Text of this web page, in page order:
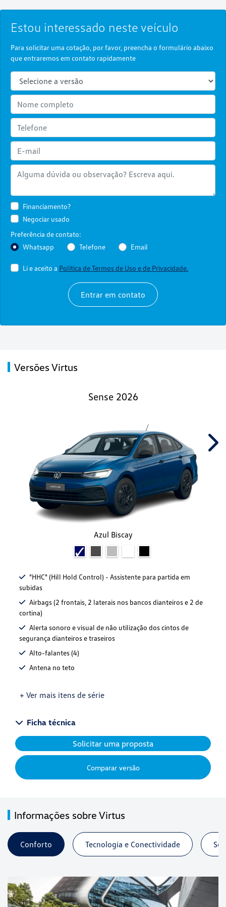
Estou interessado neste veículo
Para solicitar uma cotação, por favor, preencha o formulário abaixo
que entraremos em contato rapidamente
Financiamento?
Negociar usado
Preferência de contato:
Whatsapp
Telefone Email
Li e aceito a Política de Termos de Uso e de Privacidade.
Entrar em contato
Versões Virtus
Sense 2026
Azul Biscay
"HHC" (Hill Hold Control) - Assistente para partida em
subidas
Airbags (2 frontais, 2 laterais nos bancos dianteiros e 2 de
cortina)
Alerta sonoro e visual de não utilização dos cintos de
segurança dianteiros e traseiros
Alto-falantes (4)
Antena no teto
+ Ver mais itens de série
Ficha técnica
Solicitar uma proposta
Comparar versão
Informações sobre Virtus
Conforto Tecnologia e Conectividade